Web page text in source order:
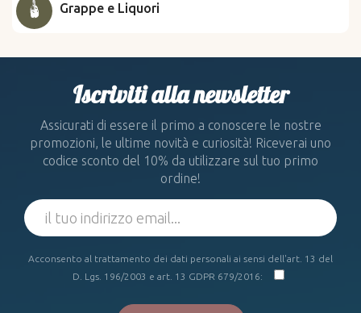
Grappe e Liquori
Iscriviti alla newsletter
Assicurati di essere il primo a conoscere le nostre
promozioni, le ultime novità e curiosità! Riceverai uno
codice sconto del 10% da utilizzare sul tuo primo
ordine!
Acconsento al trattamento dei dati personali ai sensi dell'art. 13 del
D. Lgs. 196/2003 e art. 13 GDPR 679/2016: